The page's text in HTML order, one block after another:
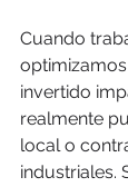
Cuando
invertido
realmente
local o
industriales.